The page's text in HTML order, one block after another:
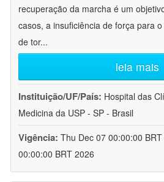
recuperação da marcha é um
casos, a insuficiência de força para
de tor...
leia mais
Instituição/UF/País: Hospital das
Medicina da USP - SP - Brasil
Vigência: Thu Dec 07 00:00:00
00:00:00 BRT 2026